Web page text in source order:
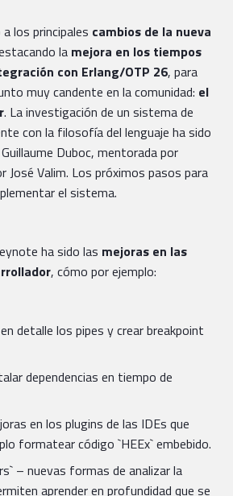
los principales cambios de la nueva
la mejora en los tiempos
con Erlang/OTP 26, para
muy candente en la comunidad: el
. La investigación de un sistema de
con la filosofía del lenguaje ha sido
Duboc, mentorada por
José Valim. Los próximos pasos para
el sistema.
ha sido las mejoras en las
, cómo por ejemplo:
detalle los pipes y crear breakpoint
dependencias en tiempo de
en los plugins de las IDEs que
formatear código `HEEx` embebido.
– nuevas formas de analizar la
aprender en profundidad que se